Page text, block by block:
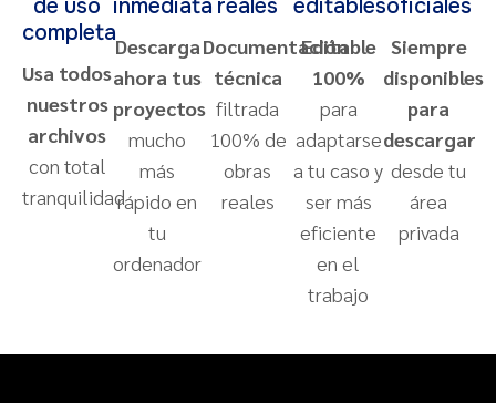
de uso
completa
Usa todos
nuestros
archivos
con total
tranquilidad
inmediata
Descarga
ahora tus
proyectos
mucho
más
rápido en
tu
ordenador
reales
Documentación
técnica
filtrada
100% de
obras
reales
editables
Editable
100%
para
adaptarse
a tu caso y
ser más
eficiente
en el
trabajo
oficiales
Siempre
disponibles
para
descargar
desde tu
área
privada